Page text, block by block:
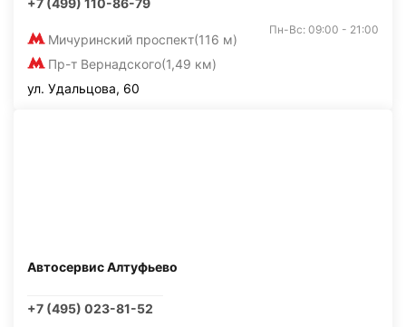
+7 (499) 110-86-79
Мичуринский проспект(116 м)
Пр-т Вернадского(1,49 км)
Пн-Вс: 09:00 - 21:00
ул. Удальцова, 60
Автосервис Алтуфьево
+7 (495) 023-81-52